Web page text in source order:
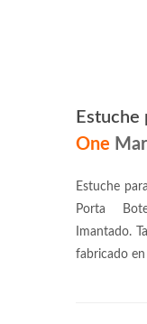
Estuche
One
Estuche
Porta
Imantado.
fabricado en